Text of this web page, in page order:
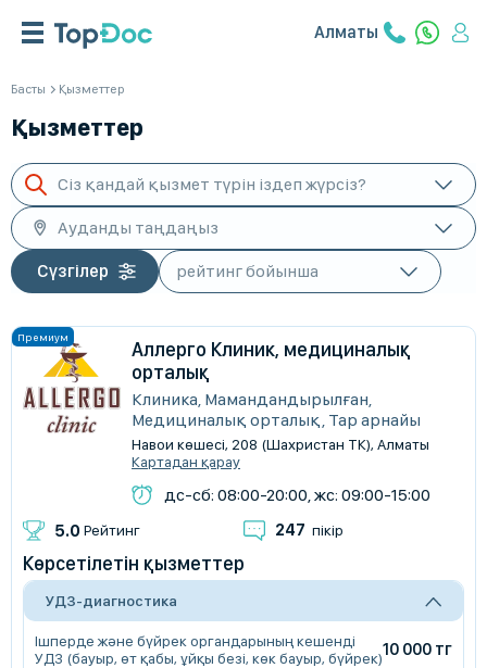
Алматы
Басты Қызметтер
Қызметтер
Сіз қандай қызмет түрін іздеп жүрсіз?
Ауданды таңдаңыз
Сүзгілер
Аллерго Клиник, медициналық
орталық
Клиника, Мамандандырылған,
Медициналық орталық, Тар арнайы
Навои көшесі, 208 (Шахристан ТК), Алматы
Картадан қарау
дс-сб: 08:00-20:00, жс: 09:00-15:00
5.0 Рейтинг 247 пікір
Көрсетілетін қызметтер
УДЗ-диагностика
Ішперде және бүйрек органдарының кешенді
УДЗ (бауыр, өт қабы, ұйқы безі, көк бауыр, бүйрек)10 000 тг